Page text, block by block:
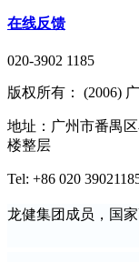
在线反馈
020-3902 1185
版权所有： (2006)
地址：广州市番禺
楼整层
Tel: +86 020
龙健集团成员，国